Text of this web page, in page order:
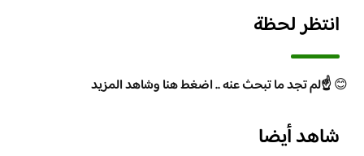
انتظر لحظة
😊☝️لم تجد ما تبحث عنه .. اضغط هنا وشاهد المزيد
شاهد أيضا